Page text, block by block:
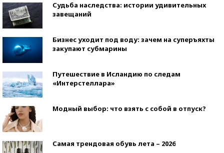
Судьба наследства: истории удивительных
завещаний
Бизнес уходит под воду: зачем на суперъяхты
закупают субмарины
Путешествие в Исландию по следам
«Интерстеллара»
Модный выбор: что взять с собой в отпуск?
Самая трендовая обувь лета – 2026